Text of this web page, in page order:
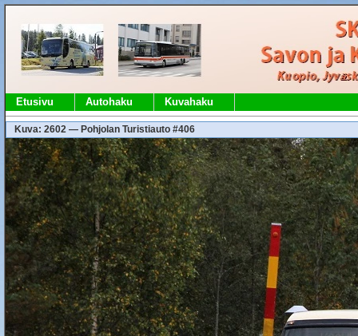
Etusivu Autohaku Kuvahaku
Kuva: 2602 — Pohjolan Turistiauto #406